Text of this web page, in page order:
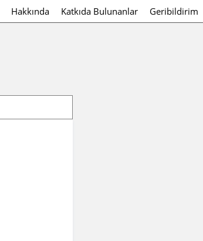
Hakkında Katkıda Bulunanlar Geribildirim